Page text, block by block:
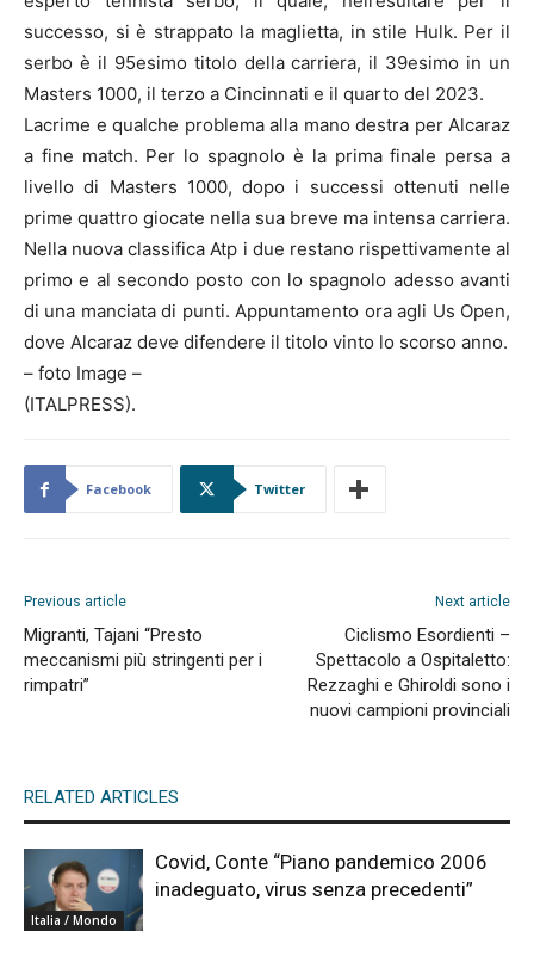
successo, si è strappato la maglietta, in stile Hulk. Per il
serbo è il 95esimo titolo della carriera, il 39esimo in un
Masters 1000, il terzo a Cincinnati e il quarto del 2023.
Lacrime e qualche problema alla mano destra per Alcaraz
a fine match. Per lo spagnolo è la prima finale persa a
livello di Masters 1000, dopo i successi ottenuti nelle
prime quattro giocate nella sua breve ma intensa carriera.
Nella nuova classifica Atp i due restano rispettivamente al
primo e al secondo posto con lo spagnolo adesso avanti
di una manciata di punti. Appuntamento ora agli Us Open,
dove Alcaraz deve difendere il titolo vinto lo scorso anno.
– foto Image –
(ITALPRESS).
Facebook Twitter
Previous article
Migranti, Tajani “Presto
meccanismi più stringenti per i
rimpatri”
Next article
Ciclismo Esordienti –
Spettacolo a Ospitaletto:
Rezzaghi e Ghiroldi sono i
nuovi campioni provinciali
RELATED ARTICLES
Italia / Mondo
Covid, Conte “Piano pandemico 2006
inadeguato, virus senza precedenti”